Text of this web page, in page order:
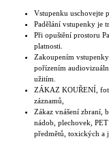
Vstupenku uschovejte
Padělání vstupenky je
Při opuštění prostoru
platnosti.
Zakoupením
pořízením
užitím.
ZÁKAZ KOUŘENÍ,
záznamů,
Zákaz vnášení zbraní,
nádob, plechovek,
předmětů, toxických a